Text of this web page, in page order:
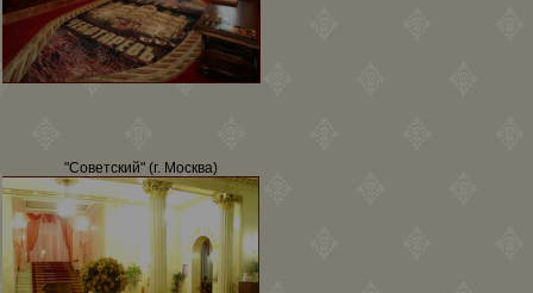
"Советский" (г. Москва)